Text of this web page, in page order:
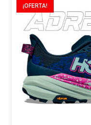
¡OFERTA!